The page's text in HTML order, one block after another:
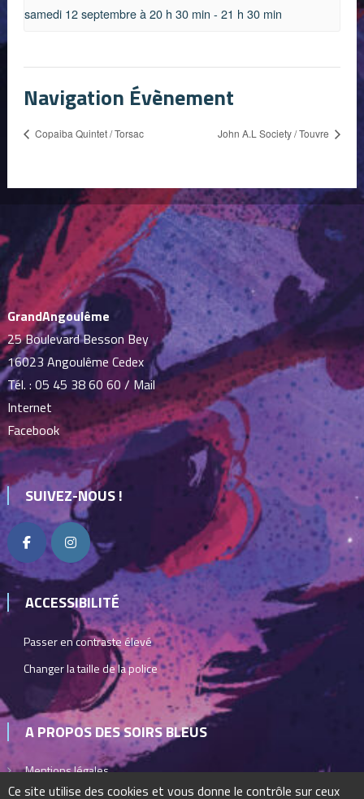
samedi 12 septembre à 20 h 30 min - 21 h 30 min
Navigation Évènement
Copaiba Quintet / Torsac John A.L Society / Touvre
GrandAngoulême
25 Boulevard Besson Bey
16023 Angoulême Cedex
Tél. : 05 45 38 60 60 /Mail
Internet
Facebook
SUIVEZ-NOUS !
ACCESSIBILITÉ
Passer en contraste élevé
Changer la taille de la police
A PROPOS DES SOIRS BLEUS
Mentions légales
Ce site utilise des cookies et vous donne le contrôle sur ceux